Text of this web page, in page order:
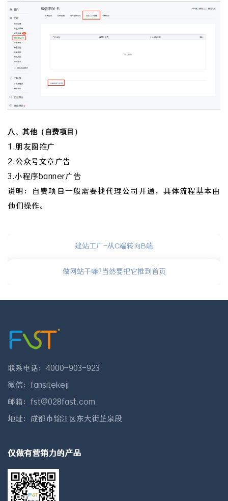
八、其他（自费项目）
1.朋友圈推广
2.公众号文章广告
3.小程序banner广告
说明：自费项目一般需要找代理公司开通，具体流程基本由
他们操作。
建站工厂-从C端转向B端
做网站干嘛?当然要把它推到首页
联系电话：4000-903-923
微信：fansitekeji
邮箱：fst@028fast.com
地址：成都市锦江区东大街芷泉段
仅做有营销力的产品